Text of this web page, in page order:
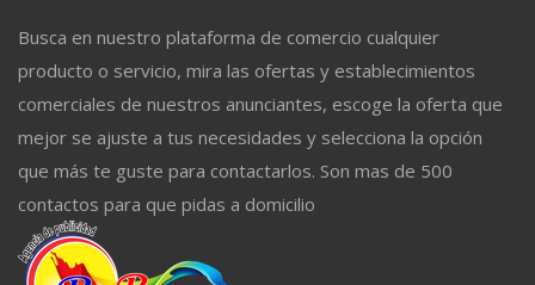
Busca en nuestro plataforma de comercio cualquier
producto o servicio, mira las ofertas y establecimientos
comerciales de nuestros anunciantes, escoge la oferta que
mejor se ajuste a tus necesidades y selecciona la opción
que más te guste para contactarlos. Son mas de 500
contactos para que pidas a domicilio